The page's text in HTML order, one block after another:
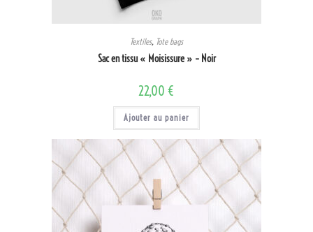
Textiles, Tote bags
Sac en tissu « Moisissure » – Noir
22,00 €
Ajouter au panier